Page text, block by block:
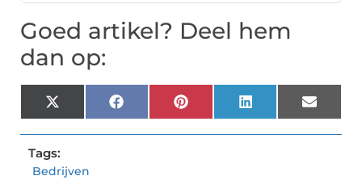
Goed artikel? Deel hem
dan op:
X
(Twitter)
FacebookPinterestLinkedInEmail
Tags:
Bedrijven